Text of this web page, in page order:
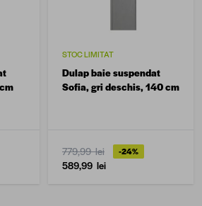
STOC LIMITAT
Dulap baie suspendat
Sofia, gri deschis, 140 cm
779,99 lei -24%
589,99 lei